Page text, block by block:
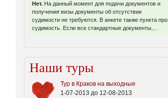
Нет. На данный момент для подачи документов и
получения визы документы об отсутствии
судимости не требуются. В анкете также пункта про
судимость. Если все стандартные документы,...
Наши туры
Тур в Краков на выходные
1-07-2013 до 12-08-2013